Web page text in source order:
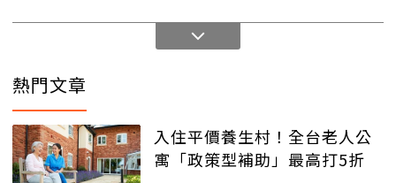
熱門文章
入住平價養生村！全台老人公
寓「政策型補助」最高打5折